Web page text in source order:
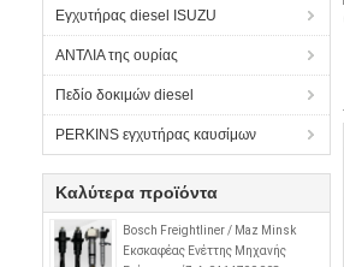
Εγχυτήρας diesel ISUZU
ΑΝΤΛΙΑ της ουρίας
Πεδίο δοκιμών diesel
PERKINS εγχυτήρας καυσίμων
Καλύτερα προϊόντα
Bosch Freightliner / Maz Minsk
Εκσκαφέας Ενέττης Μηχανής